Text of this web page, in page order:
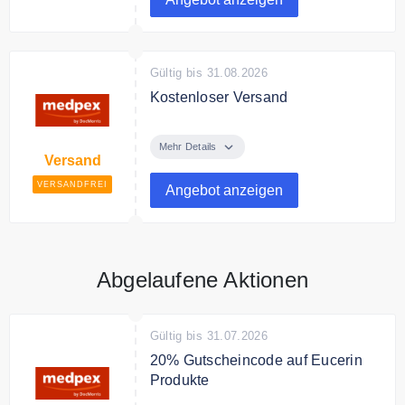
der App abrufen
Versand
VERSANDFREI
Gültig bis 31.08.2026
Kostenloser Versand
€ betragen die Versandkosten nun
Mehr Details
Angebot anzeigen
Abgelaufene Aktionen
Gültig bis 31.07.2026
20% Gutscheincode auf Eucerin
Produkte